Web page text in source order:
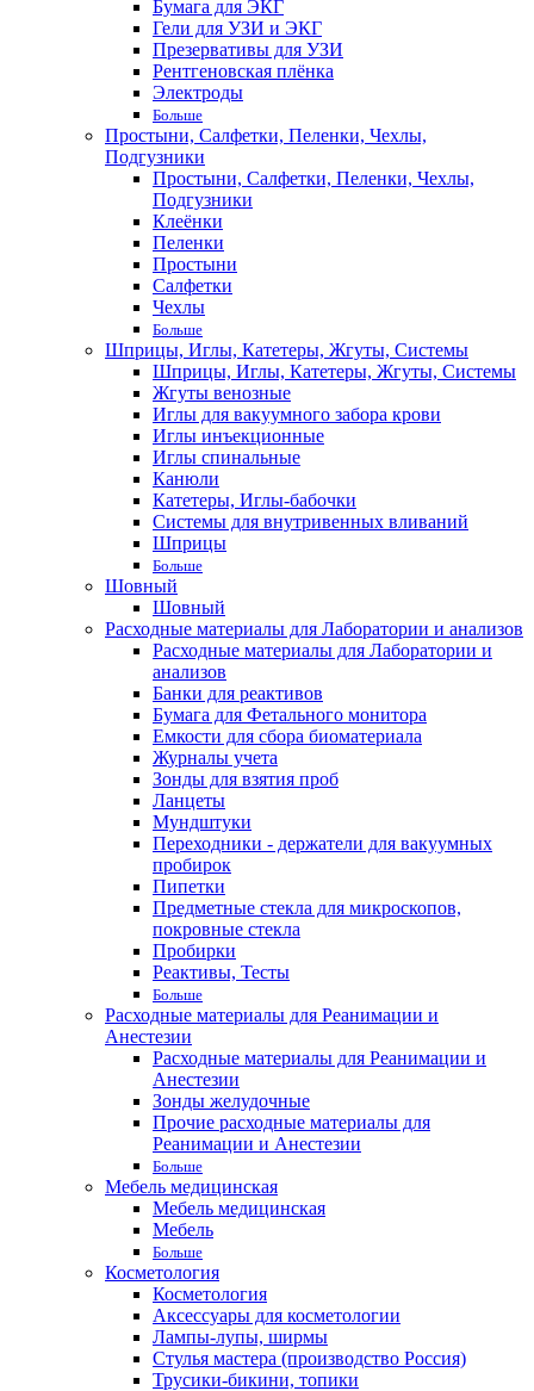
Бумага для ЭКГ
Гели для УЗИ и ЭКГ
Презервативы для УЗИ
Рентгеновская плёнка
Электроды
Больше
Простыни, Салфетки, Пеленки, Чехлы,
Подгузники
Простыни, Салфетки, Пеленки, Чехлы,
Подгузники
Клеёнки
Пеленки
Простыни
Салфетки
Чехлы
Больше
Шприцы, Иглы, Катетеры, Жгуты, Системы
Шприцы, Иглы, Катетеры, Жгуты, Системы
Жгуты венозные
Иглы для вакуумного забора крови
Иглы инъекционные
Иглы спинальные
Канюли
Катетеры, Иглы-бабочки
Системы для внутривенных вливаний
Шприцы
Больше
Шовный
Шовный
Расходные материалы для Лаборатории и анализов
Расходные материалы для Лаборатории и
анализов
Банки для реактивов
Бумага для Фетального монитора
Емкости для сбора биоматериала
Журналы учета
Зонды для взятия проб
Ланцеты
Мундштуки
Переходники - держатели для вакуумных
пробирок
Пипетки
Предметные стекла для микроскопов,
покровные стекла
Пробирки
Реактивы, Тесты
Больше
Расходные материалы для Реанимации и
Анестезии
Расходные материалы для Реанимации и
Анестезии
Зонды желудочные
Прочие расходные материалы для
Реанимации и Анестезии
Больше
Мебель медицинская
Мебель медицинская
Мебель
Больше
Косметология
Косметология
Аксессуары для косметологии
Лампы-лупы, ширмы
Стулья мастера (производство Россия)
Трусики-бикини, топики